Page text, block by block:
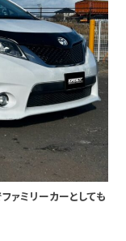
ァミリーカーとしても